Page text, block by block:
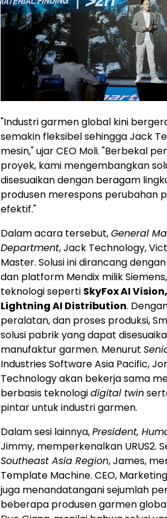
"Industri garmen global kini
semakin fleksibel sehingga Jack
mesin," ujar CEO Moli. "Berbekal
proyek, kami mengembangkan
disesuaikan dengan beragam
produsen merespons perubahan
efektif."
Dalam acara tersebut,General
Department, Jack Technology,
Master. Solusi ini dirancang dengan
dan platform Mendix milik
teknologi seperti SkyFox AI
Lightning AI Distribution.
peralatan, dan proses produksi,
solusi pabrik yang dapat
manufaktur garmen. Menurut
Industries Software Asia Pacific,
Technology akan bekerja sama
berbasis teknologidigital twin
pintar untuk industri garmen.
Dalam sesi lainnya,President,
Jimmy, memperkenalkan URUS2.
Southeast Asia Region, James,
Template Machine. CEO,
juga menandatangani sejumlah
beberapa produsen garmen